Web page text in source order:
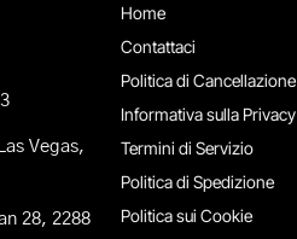
Vegas,
28, 2288
Home
Contattaci
Politica di Cancellazione
Informativa sulla Privacy
Termini di Servizio
Politica di Spedizione
Politica sui Cookie